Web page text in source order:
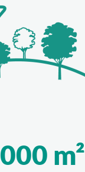
000 m²